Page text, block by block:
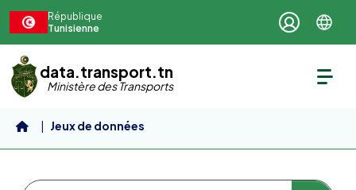
République
Tunisienne
data.transport.tn
Ministère des Transports
Jeux de données